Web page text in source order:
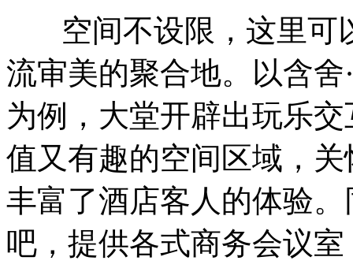
空间不设限，这里可
流审美的聚合地。以含
为例，大堂开辟出玩乐
值又有趣的空间区域，
丰富了酒店客人的体验
吧，提供各式商务会议